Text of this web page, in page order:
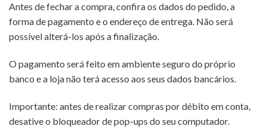
Antes de fechar a compra, confira os dados do pedido, a
forma de pagamento e o endereço de entrega. Não será
possível alterá-los após a finalização.
O pagamento será feito em ambiente seguro do próprio
banco e a loja não terá acesso aos seus dados bancários.
Importante: antes de realizar compras por débito em conta,
desative o bloqueador de pop-ups do seu computador.